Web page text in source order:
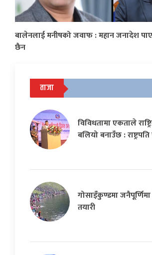
बालेनलाई मनीषको जवाफ : महान जनादेश
छैन
ताजा
विविधतामा एकताले
बलियो बनाउँछ :
गोसाइँकुण्डमा
तयारी